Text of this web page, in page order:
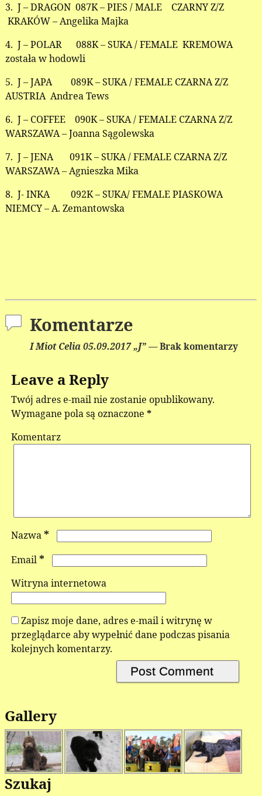
3. J – DRAGON 087K – PIES / MALE CZARNY Z/Z
KRAKÓW – Angelika Majka
4. J – POLAR 088K – SUKA / FEMALE KREMOWA
została w hodowli
5. J – JAPA 089K – SUKA / FEMALE CZARNA Z/Z
AUSTRIA Andrea Tews
6. J – COFFEE 090K – SUKA / FEMALE CZARNA Z/Z
WARSZAWA – Joanna Sągolewska
7. J – JENA 091K – SUKA / FEMALE CZARNA Z/Z
WARSZAWA – Agnieszka Mika
8. J- INKA 092K – SUKA/ FEMALE PIASKOWA
NIEMCY – A. Zemantowska
Komentarze
I Miot Celia 05.09.2017 „J”— Brak komentarzy
Leave a Reply
Twój adres e-mail nie zostanie opublikowany.
Wymagane pola są oznaczone *
Komentarz
Nazwa*
Email*
Witryna internetowa
Zapisz moje dane, adres e-mail i witrynę w
przeglądarce aby wypełnić dane podczas pisania
kolejnych komentarzy.
Gallery
Szukaj